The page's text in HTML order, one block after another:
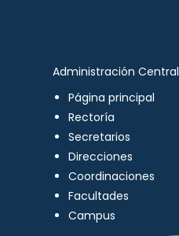
Administración Central
Página principal
Rectoría
Secretarios
Direcciones
Coordinaciones
Facultades
Campus